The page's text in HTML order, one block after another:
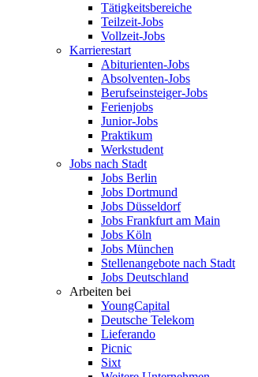
Tätigkeitsbereiche
Teilzeit-Jobs
Vollzeit-Jobs
Karrierestart
Abiturienten-Jobs
Absolventen-Jobs
Berufseinsteiger-Jobs
Ferienjobs
Junior-Jobs
Praktikum
Werkstudent
Jobs nach Stadt
Jobs Berlin
Jobs Dortmund
Jobs Düsseldorf
Jobs Frankfurt am Main
Jobs Köln
Jobs München
Stellenangebote nach Stadt
Jobs Deutschland
Arbeiten bei
YoungCapital
Deutsche Telekom
Lieferando
Picnic
Sixt